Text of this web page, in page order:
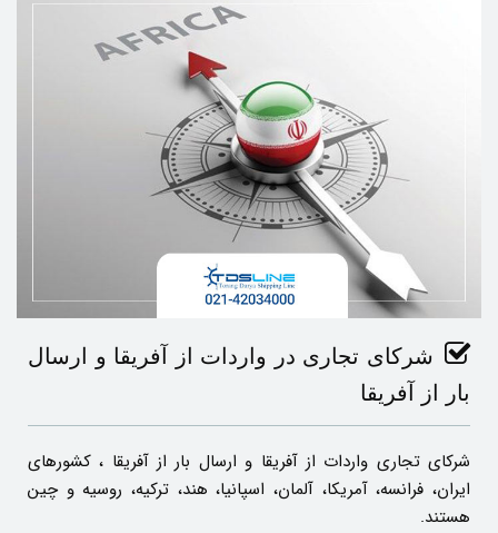
شرکای تجاری در واردات از آفریقا و ارسال
بار از آفریقا
شرکای تجاری واردات از آفریقا و ارسال بار از آفریقا ، کشورهای
ایران، فرانسه، آمریکا، آلمان، اسپانیا، هند، ترکیه، روسیه و چین
هستند.